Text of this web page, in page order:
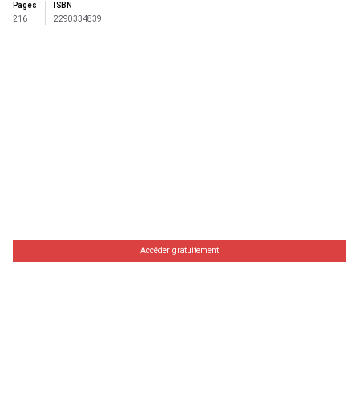
Pages
216
ISBN
2290334839
Accéder gratuitement